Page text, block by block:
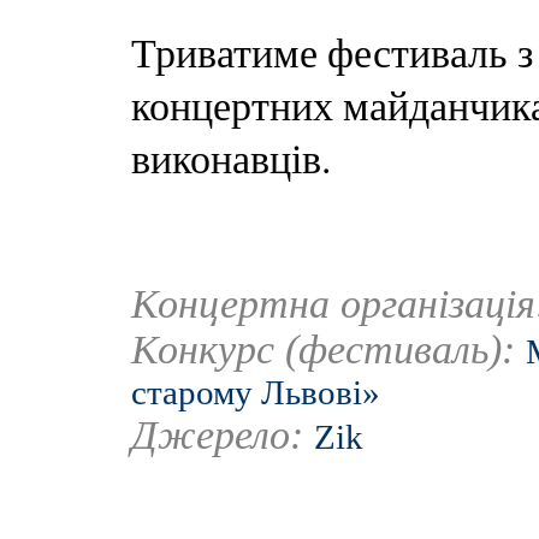
Триватиме фестиваль
концертних
виконавців.
Концертна
Конкурс (фестиваль):
старому Львові»
Джерело: Zik